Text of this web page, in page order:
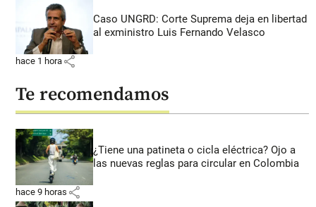
Caso UNGRD: Corte Suprema deja en libertad
al exministro Luis Fernando Velasco
hace 1 hora share
Te recomendamos
¿Tiene una patineta o cicla eléctrica? Ojo a
las nuevas reglas para circular en Colombia
hace 9 horas share